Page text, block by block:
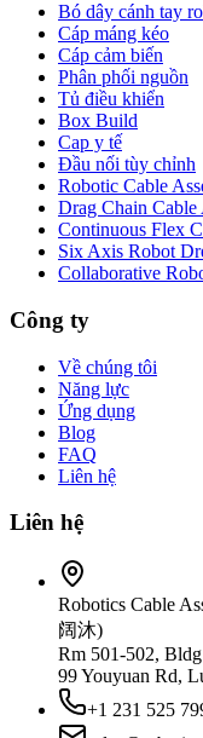
Bó dây cánh tay
Cáp máng kéo
Cáp cảm biến
Phân phối nguồn
Tủ điều khiển
Box Build
Cap y tế
Đầu nối tùy chỉnh
Robotic Cable
Drag Chain Cable
Continuous Flex
Six Axis Robot
Collaborative
Công ty
Về chúng tôi
Năng lực
Ứng dụng
Blog
FAQ
Liên hệ
Liên hệ
Robotics Cable
阔沐)
Rm 501-502,
99 Youyuan Rd,
+1 231 525